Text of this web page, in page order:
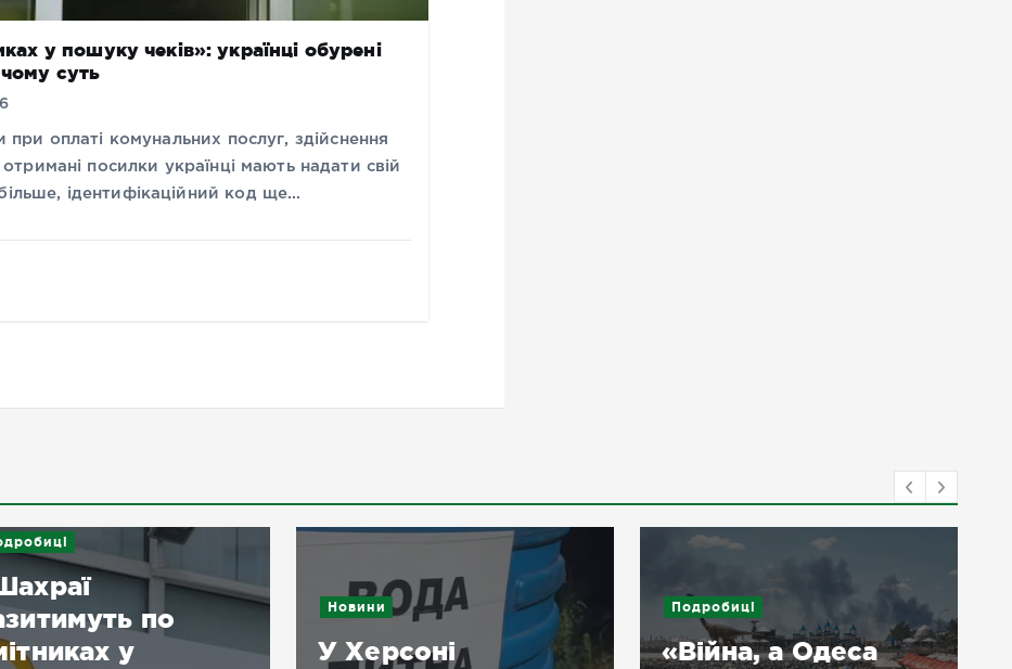
у пошуку чеків»: українці обурені
суть
оплаті комунальних послуг, здійснення
посилки українці мають надати свій
ідентифікаційний код ще…
по
у
Новини
У Херсоні
Подробиці
«Війна, а Одеса